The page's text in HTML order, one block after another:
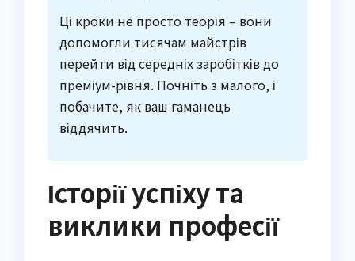
Ці кроки не просто теорія – вони
допомогли тисячам майстрів
перейти від середніх заробітків до
преміум-рівня. Почніть з малого, і
побачите, як ваш гаманець
віддячить.
Історії успіху та
виклики професії